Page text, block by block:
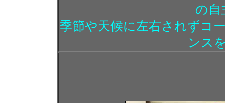
の自
季節や天候に左右されずコ
ンス